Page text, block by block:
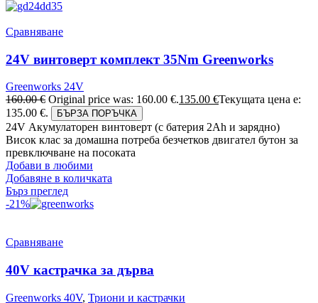
Сравняване
24V винтоверт комплект 35Nm Greenworks
Greenworks 24V
160.00€ Original price was: 160.00 €.135.00 €Текущата цена е:
135.00 €.
БЪРЗА ПОРЪЧКА
24V Акумулаторен винтоверт (с батерия 2Аh и зарядно)
Висок клас за домашна потреба безчетков двигател бутон за
превключване на посоката
Добави в любими
Добавяне в количката
Бърз преглед
-21%
Сравняване
40V кастрачка за дърва
Greenworks 40V, Триони и кастрачки